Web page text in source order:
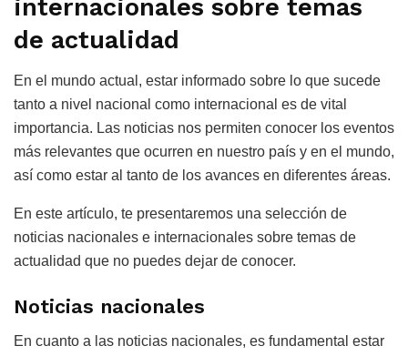
internacionales sobre temas
de actualidad
En el mundo actual, estar informado sobre lo que sucede
tanto a nivel nacional como internacional es de vital
importancia. Las noticias nos permiten conocer los eventos
más relevantes que ocurren en nuestro país y en el mundo,
así como estar al tanto de los avances en diferentes áreas.
En este artículo, te presentaremos una selección de
noticias nacionales e internacionales sobre temas de
actualidad que no puedes dejar de conocer.
Noticias nacionales
En cuanto a las noticias nacionales, es fundamental estar